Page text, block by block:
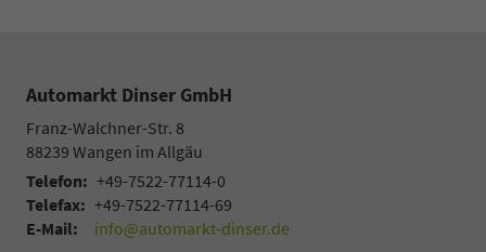
Automarkt Dinser GmbH
Franz-Walchner-Str. 8
88239 Wangen im Allgäu
Telefon: +49-7522-77114-0
Telefax: +49-7522-77114-69
E-Mail:
info@automarkt-dinser.de